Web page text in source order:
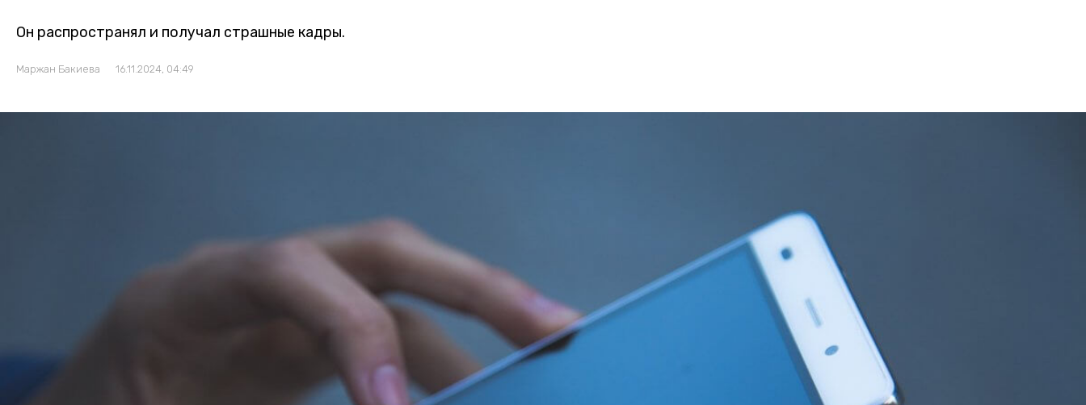
Он распространял и получал страшные кадры.
Маржан Бакиева 16.11.2024, 04:49